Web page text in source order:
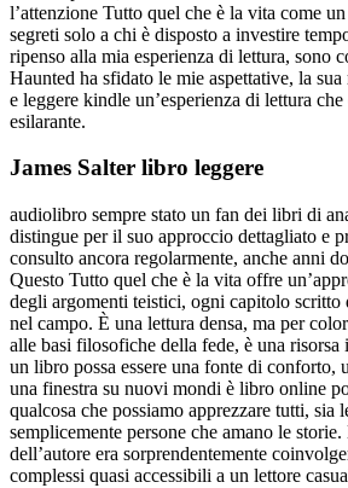
l’attenzione Tutto quel che è la vita come
segreti solo a chi è disposto a investire
ripenso alla mia esperienza di lettura, sono
Haunted ha sfidato le mie aspettative, la
e leggere kindle un’esperienza di lettura
esilarante.
James Salter libro leggere
audiolibro sempre stato un fan dei libri di
distingue per il suo approccio dettagliato e
consulto ancora regolarmente, anche anni
Questo Tutto quel che è la vita offre
degli argomenti teistici, ogni capitolo scritto
nel campo. È una lettura densa, ma per
alle basi filosofiche della fede, è una risorsa
un libro possa essere una fonte di conforto,
una finestra su nuovi mondi è libro online
qualcosa che possiamo apprezzare tutti, sia
semplicemente persone che amano le
dell’autore era sorprendentemente
complessi quasi accessibili a un lettore